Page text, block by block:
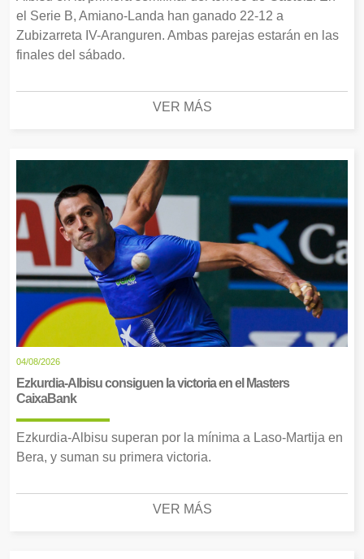
el Serie B, Amiano-Landa han ganado 22-12 a
Zubizarreta IV-Aranguren. Ambas parejas estarán en las
finales del sábado.
VER MÁS
04/08/2026
Ezkurdia-Albisu consiguen la victoria en el Masters
CaixaBank
Ezkurdia-Albisu superan por la mínima a Laso-Martija en
Bera, y suman su primera victoria.
VER MÁS